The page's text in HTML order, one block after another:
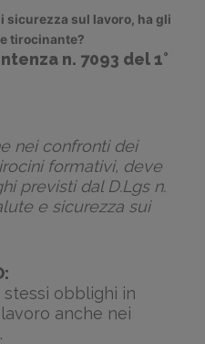
sicurezza sul lavoro, ha gli
tirocinante?
n. 7093 del 1°
nei confronti dei
formativi, deve
previsti dal D.Lgs n.
e sicurezza sui
obblighi in
anche nei